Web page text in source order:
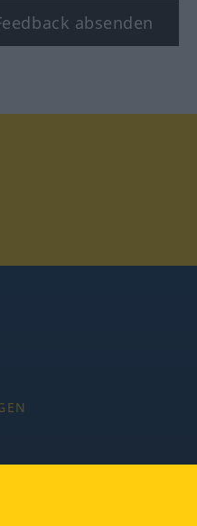
absenden